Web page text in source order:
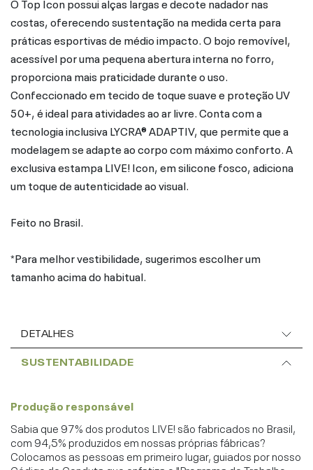
costas, oferecendo sustentação na medida certa para
práticas esportivas de médio impacto. O bojo removível,
acessível por uma pequena abertura interna no forro,
proporciona mais praticidade durante o uso.
Confeccionado em tecido de toque suave e proteção UV
50+, é ideal para atividades ao ar livre. Conta com a
tecnologia inclusiva LYCRA® ADAPTIV, que permite que a
modelagem se adapte ao corpo com máximo conforto. A
exclusiva estampa LIVE! Icon, em silicone fosco, adiciona
um toque de autenticidade ao visual.
Feito no Brasil.
*Para melhor vestibilidade, sugerimos escolher um
tamanho acima do habitual.
DETALHES
SUSTENTABILIDADE
Produção responsável
Sabia que 97% dos produtos LIVE! são fabricados no Brasil,
com 94,5% produzidos em nossas próprias fábricas?
Colocamos as pessoas em primeiro lugar, guiados por nosso